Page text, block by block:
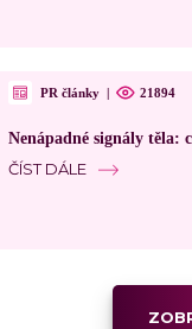
PR články | 21894
Nenápadné signály těla:
ČÍST DÁLE